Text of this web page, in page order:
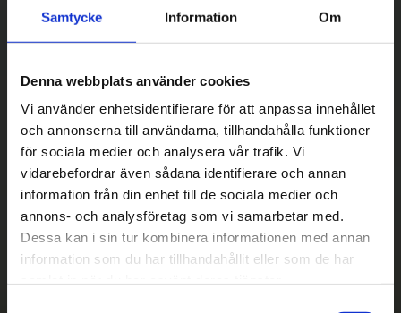
Samtycke Information Om
Denna webbplats använder cookies
Vi använder enhetsidentifierare för att anpassa innehållet
och annonserna till användarna, tillhandahålla funktioner
för sociala medier och analysera vår trafik. Vi
vidarebefordrar även sådana identifierare och annan
information från din enhet till de sociala medier och
annons- och analysföretag som vi samarbetar med.
Dessa kan i sin tur kombinera informationen med annan
information som du har tillhandahållit eller som de har
Betala säkert
|| Välj ||
Snabba leveranser
||
Eller ||
Hämta på lagret med/utan montering